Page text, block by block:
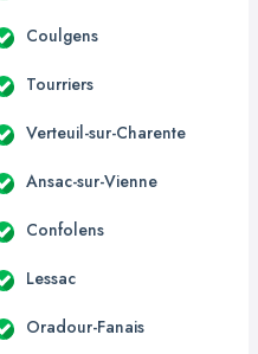
Coulgens
Tourriers
Verteuil-sur-Charente
Ansac-sur-Vienne
Confolens
Lessac
Oradour-Fanais